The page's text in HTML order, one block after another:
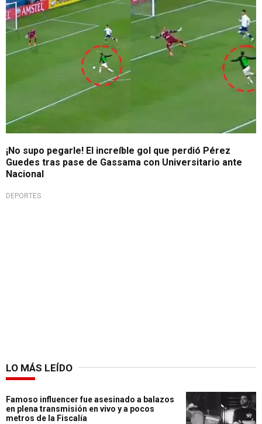
¡No supo pegarle! El increíble gol que perdió Pérez
Guedes tras pase de Gassama con Universitario ante
Nacional
DEPORTES
LO MÁS LEÍDO
Famoso influencer fue asesinado a balazos
en plena transmisión en vivo y a pocos
metros de la Fiscalía